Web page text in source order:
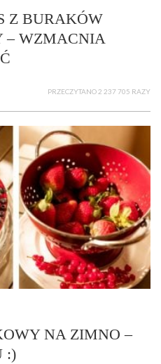
Z BURAKÓW
– WZMACNIA
PRZECZYTANO 2 237 705 RAZY
NA ZIMNO –
:)